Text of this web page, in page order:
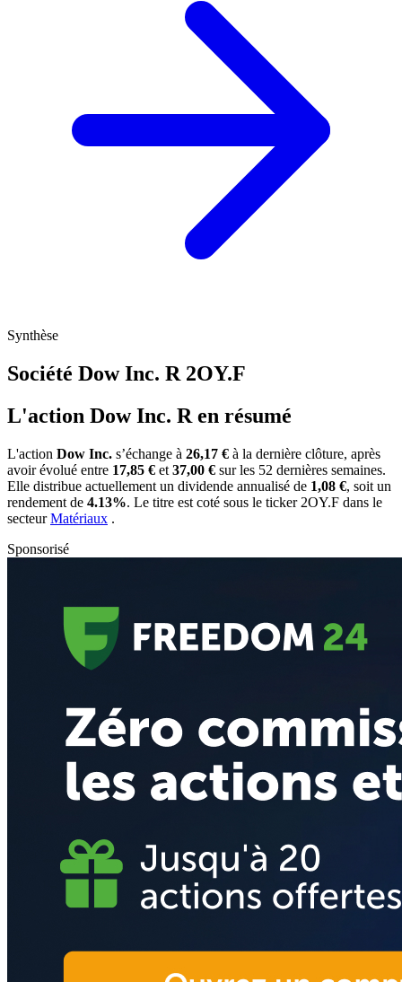
Synthèse
Société Dow Inc. R 2OY.F
L'action Dow Inc. R en résumé
L'action Dow Inc. s’échange à 26,17 € à la dernière clôture, après
avoir évolué entre 17,85 € et 37,00 € sur les 52 dernières semaines.
Elle distribue actuellement un dividende annualisé de 1,08 €, soit un
rendement de 4.13%. Le titre est coté sous le ticker 2OY.F dans le
secteurMatériaux .
Sponsorisé